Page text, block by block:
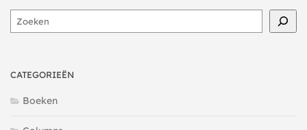
Zoeken
CATEGORIEËN
Boeken